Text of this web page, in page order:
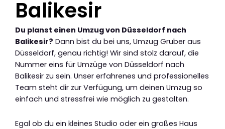
Balikesir
Du planst einen Umzug von Düsseldorf nach
Balikesir? Dann bist du bei uns, Umzug Gruber aus
Düsseldorf, genau richtig! Wir sind stolz darauf, die
Nummer eins für Umzüge von Düsseldorf nach
Balikesir zu sein. Unser erfahrenes und professionelles
Team steht dir zur Verfügung, um deinen Umzug so
einfach und stressfrei wie möglich zu gestalten.
Egal ob du ein kleines Studio oder ein großes Haus